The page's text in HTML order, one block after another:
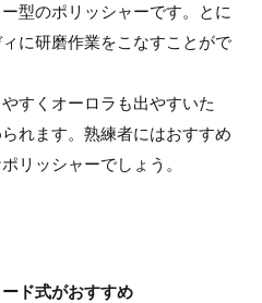
ことはできる？
型のポリッシャーです。とに
に研磨作業をこなすことがで
すくオーロラも出やすいた
れます。熟練者にはおすすめ
リッシャーでしょう。
ド式がおすすめ